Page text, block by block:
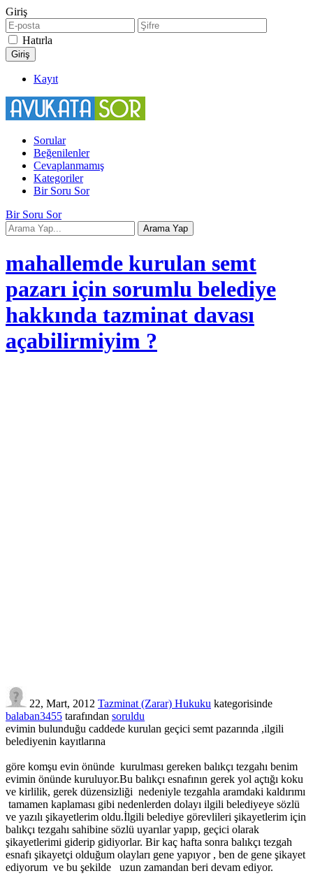
Giriş
Hatırla
Kayıt
Sorular
Beğenilenler
Cevaplanmamış
Kategoriler
Bir Soru Sor
Bir Soru Sor
mahallemde kurulan semt
pazarı için sorumlu belediye
hakkında tazminat davası
açabilirmiyim ?
22, Mart, 2012 Tazminat (Zarar) Hukuku kategorisinde
balaban3455 tarafından soruldu
evimin bulunduğu caddede kurulan geçici semt pazarında ,ilgili
belediyenin kayıtlarına
göre komşu evin önünde kurulması gereken balıkçı tezgahı benim
evimin önünde kuruluyor.Bu balıkçı esnafının gerek yol açtığı koku
ve kirlilik, gerek düzensizliği nedeniyle tezgahla aramdaki kaldırımı
tamamen kaplaması gibi nedenlerden dolayı ilgili belediyeye sözlü
ve yazılı şikayetlerim oldu.İlgili belediye görevlileri şikayetlerim için
balıkçı tezgahı sahibine sözlü uyarılar yapıp, geçici olarak
şikayetlerimi giderip gidiyorlar. Bir kaç hafta sonra balıkçı tezgah
esnafı şikayetçi olduğum olayları gene yapıyor , ben de gene şikayet
ediyorum ve bu şekilde uzun zamandan beri devam ediyor.